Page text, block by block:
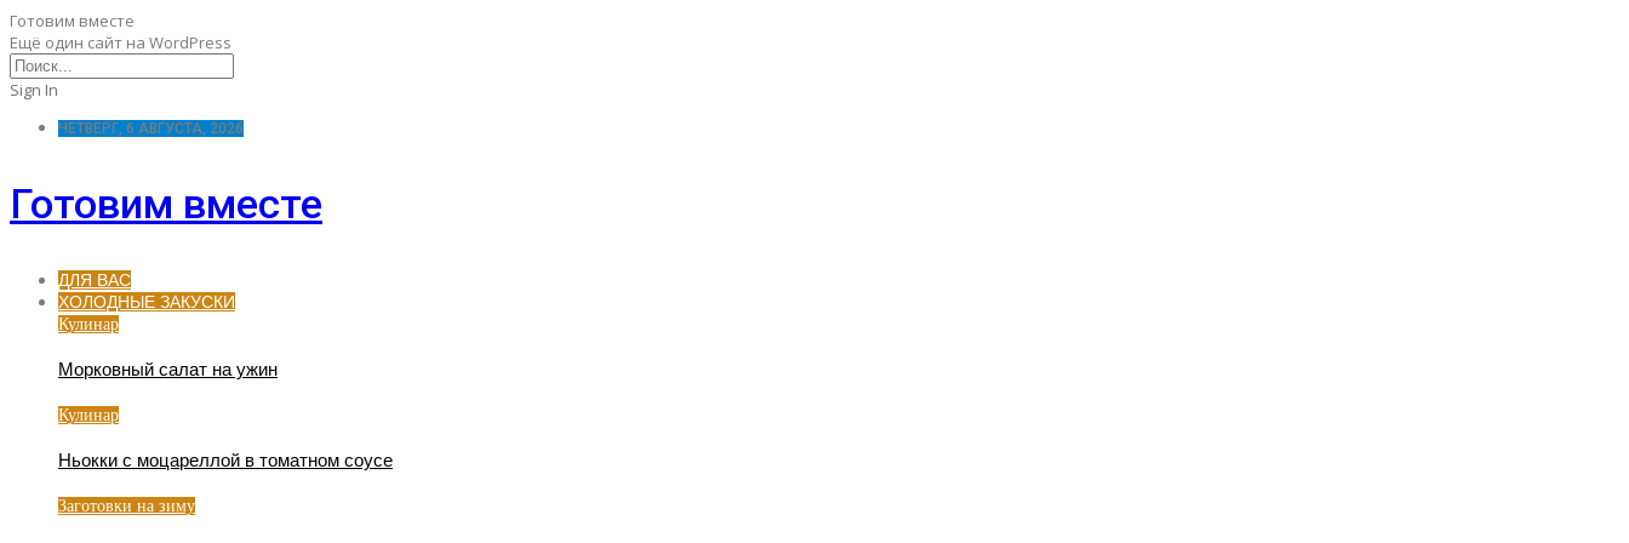
Готовим вместе
Ещё один сайт на WordPress
Sign In
ЧЕТВЕРГ, 6 АВГУСТА, 2026
Готовим вместе
ДЛЯ ВАС
ХОЛОДНЫЕ ЗАКУСКИ
Кулинар
Морковный салат на ужин
Кулинар
Ньокки с моцареллой в томатном соусе
Заготовки на зиму